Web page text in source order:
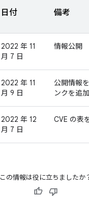
日付 備考
2022 年 11
月 7 日
情報公開
2022 年 11
月 9 日
公開情報
ンクを追加
2022 年 12
月 7 日
CVE の表
この情報は役に立ちましたか